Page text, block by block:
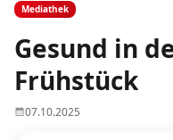
Mediathek
Gesund in
Frühstück
07.10.2025